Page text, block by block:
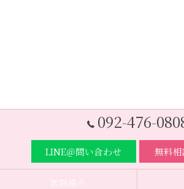
092-476-
LINE＠問い合わせ 無料
医院紹介